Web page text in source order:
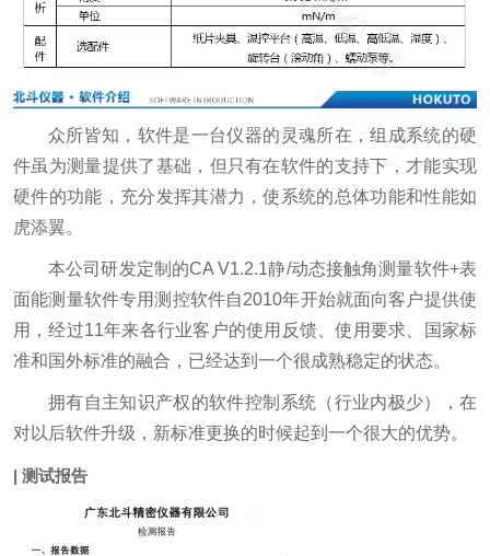
众所皆知，软件是一台仪器的灵魂所在，组成系统的硬
件虽为测量提供了基础，但只有在软件的支持下，才能实现
硬件的功能，充分发挥其潜力，使系统的总体功能和性能如
虎添翼。
本公司研发定制的CA V1.2.1静/动态接触角测量软件+表
面能测量软件专用测控软件自2010年开始就面向客户提供使
用，经过11年来各行业客户的使用反馈、使用要求、国家标
准和国外标准的融合，已经达到一个很成熟稳定的状态。
拥有自主知识产权的软件控制系统（行业内极少），在
对以后软件升级，新标准更换的时候起到一个很大的优势。
| 测试报告